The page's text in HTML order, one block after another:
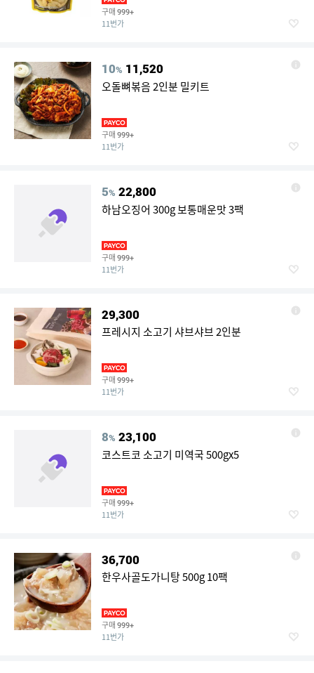
구매 999+
11번가
10% 11,520
오돌뼈볶음 2인분 밀키트
구매 999+
11번가
5% 22,800
하남오징어 300g 보통매운맛 3팩
구매 999+
11번가
29,300
프레시지 소고기 샤브샤브 2인분
구매 999+
11번가
8% 23,100
코스트코 소고기 미역국 500gx5
구매 999+
11번가
36,700
한우사골도가니탕 500g 10팩
구매 999+
11번가